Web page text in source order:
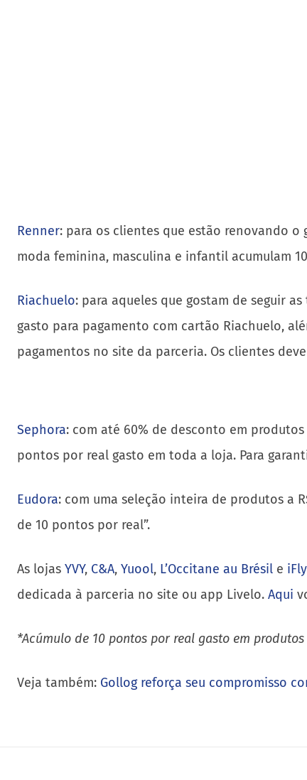
Renner: para os clientes que estão renovando o
moda feminina, masculina e infantil acumulam
Riachuelo: para aqueles que gostam de seguir
gasto para pagamento com cartão Riachuelo,
pagamentos no site da parceria. Os clientes
Sephora: com até 60% de desconto em
pontos por real gasto em toda a loja. Para
Eudora: com uma seleção inteira de produtos a
de 10 pontos por real”.
As lojas YVY, C&A, Yuool, L’Occitane au Brésil e iFly
dedicada à parceria no site ou app Livelo. Aqui
*Acúmulo de 10 pontos por real gasto em
Veja também: Gollog reforça seu compromisso